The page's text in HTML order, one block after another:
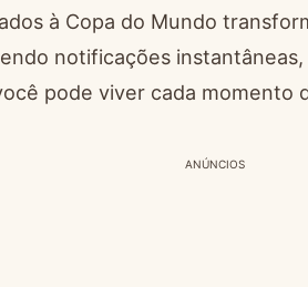
à Copa do Mundo
notificações
pode viver cada
ANÚNCIOS